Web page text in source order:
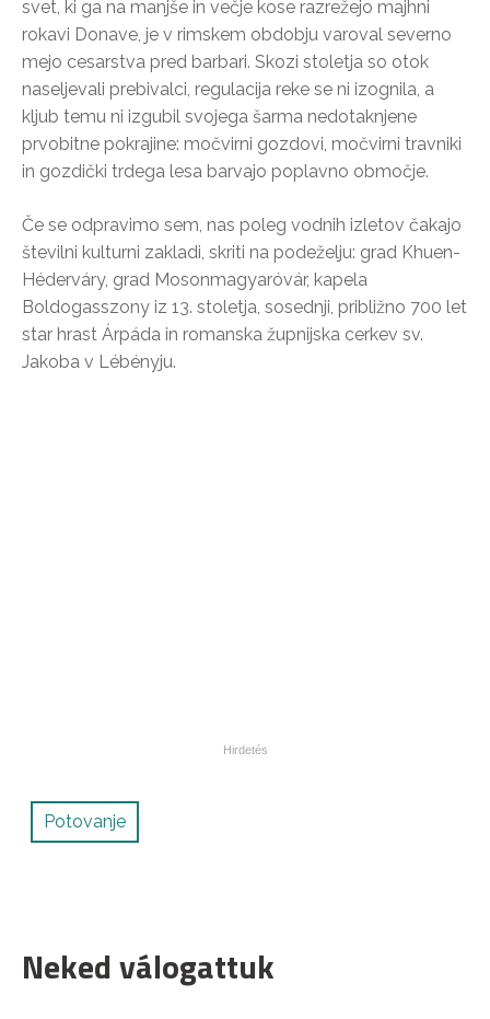
svet, ki ga na manjše in večje kose razrežejo majhni
rokavi Donave, je v rimskem obdobju varoval severno
mejo cesarstva pred barbari. Skozi stoletja so otok
naseljevali prebivalci, regulacija reke se ni izognila, a
kljub temu ni izgubil svojega šarma nedotaknjene
prvobitne pokrajine: močvirni gozdovi, močvirni travniki
in gozdički trdega lesa barvajo poplavno območje.
Če se odpravimo sem, nas poleg vodnih izletov čakajo
številni kulturni zakladi, skriti na podeželju: grad Khuen-
Héderváry, grad Mosonmagyaróvár, kapela
Boldogasszony iz 13. stoletja, sosednji, približno 700 let
star hrast Árpáda in romanska župnijska cerkev sv.
Jakoba v Lébényju.
Potovanje
Neked válogattuk